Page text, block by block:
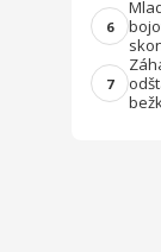
6
7